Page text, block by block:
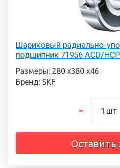
Шариковый радиально-
подшипник 71956 ACD/
Размеры: 280 х380 х46
Бренд: SKF
шт
Оставить